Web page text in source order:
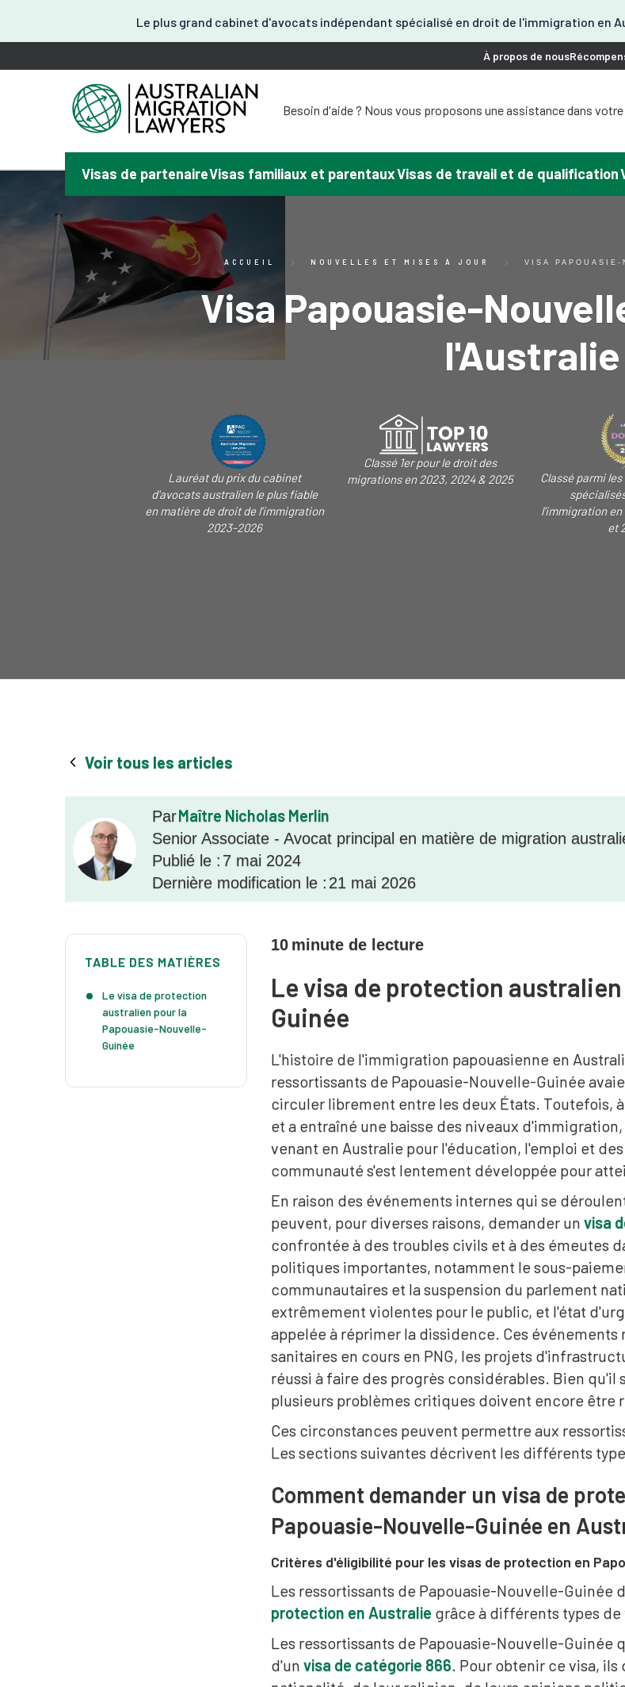
Le plus grand cabinet d'avocats indépendant spécialisé en droit de l'immigration en
À propos de nous
Besoin d'aide ? Nous vous proposons une assistance dans votre
Vous avez besoin d'aide pour votre visa ? Nous pouvons vous
espagnol.
Visas de partenaireVisas familiaux et parentauxVisas de travail et de qualification
ACCUEIL NOUVELLES ET MISES À JOUR VISA
Visa Papouasie-
l'Australie
Lauréat du prix du cabinet
d'avocats australien le plus fiable
en matière de droit de l'immigration
2023-2026
Classé 1er pour le droit des
migrations en 2023, 2024 & 2025
Classé parmi
l'immigration en
et
Voir tous les articles
ParMaître Nicholas Merlin
Senior Associate - Avocat principal en matière de migration
Publié le : 7 mai 2024
Dernière modification le : 21 mai 2026
TABLE DES MATIÈRES
Le visa de protection
australien pour la
Papouasie-Nouvelle-
Guinée
10 minute de lecture
Le visa de protection
Guinée
L'histoire de l'immigration papouasienne en
ressortissants de Papouasie-Nouvelle-Guinée
circuler librement entre les deux États. Toutefois,
et a entraîné une baisse des niveaux
venant en Australie pour l'éducation, l'emploi et
communauté s'est lentement développée pour
En raison des événements internes qui se
peuvent, pour diverses raisons, demander un visa
confrontée à des troubles civils et à des émeutes
politiques importantes, notamment le sous-
communautaires et la suspension du parlement
extrêmement violentes pour le public, et l'état
appelée à réprimer la dissidence. Ces
sanitaires en cours en PNG, les projets
réussi à faire des progrès considérables. Bien
plusieurs problèmes critiques doivent encore être
Ces circonstances peuvent permettre aux
Les sections suivantes décrivent les différents
Comment demander un visa de
Papouasie-Nouvelle-Guinée en
Critères d'éligibilité pour les visas de protection en
Les ressortissants de Papouasie-Nouvelle-Guinée
protection en Australie grâce à différents types de
Les ressortissants de Papouasie-Nouvelle-
d'un visa de catégorie 866. Pour obtenir ce visa,